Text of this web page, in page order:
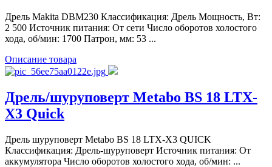
Дрель Makita DBM230 Классификация: Дрель Мощность, Вт:
2 500 Источник питания: От сети Число оборотов холостого
хода, об/мин: 1700 Патрон, мм: 53 ...
Описание товара
Дрель/шуруповерт Metabo BS 18 LTX-
X3 Quick
Дрель шуруповерт Metabo BS 18 LTX-X3 QUICK
Классификация: Дрель-шуруповерт Источник питания: От
аккумулятора Число оборотов холостого хода, об/мин: ...